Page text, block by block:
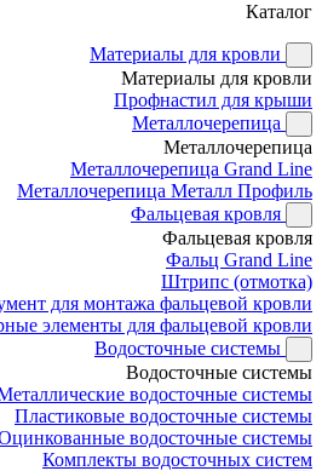
Каталог
Материалы для кровли
Материалы для кровли
Профнастил для крыши
Металлочерепица
Металлочерепица
Металлочерепица Grand Line
Металлочерепица Металл Профиль
Фальцевая кровля
Фальцевая кровля
Фальц Grand Line
Штрипс (отмотка)
для монтажа фальцевой кровли
элементы для фальцевой кровли
Водосточные системы
Водосточные системы
водосточные системы
Пластиковые водосточные системы
водосточные системы
Комплекты водосточных систем